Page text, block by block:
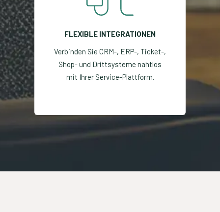
FLEXIBLE INTEGRATIONEN
Verbinden Sie CRM-, ERP-, Ticket-,
Shop- und Drittsysteme nahtlos
mit Ihrer Service-Plattform.